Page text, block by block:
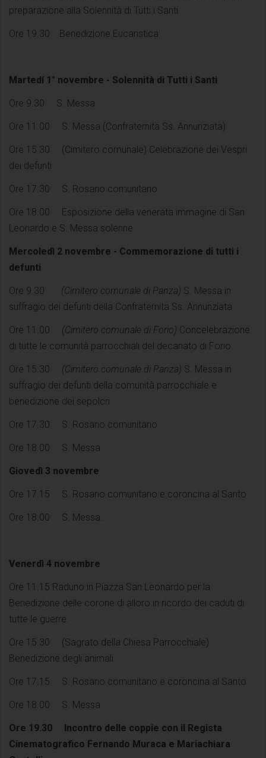
preparazione alla Solennità di Tutti i Santi
Ore 19.30 Benedizione Eucaristica
Martedí 1° novembre - Solennità di Tutti i Santi
Ore 9.30 S. Messa
Ore 11.00 S. Messa (Confraternita Ss. Annunziata)
Ore 15.30 (Cimitero comunale) Celebrazione dei Vespri
dei defunti
Ore 17.30 S. Rosario comunitario
Ore 18.00 Esposizione della venerata immagine di San
Leonardo e S. Messa solenne
Mercoledì 2 novembre - Commemorazione di tutti i
defunti
Ore 9.30 (Cimitero comunale di Panza) S. Messa in
suffragio dei defunti della Confraternita Ss. Annunziata
Ore 11.00 (Cimitero comunale di Forio) Concelebrazione
di tutte le comunità parrocchiali del decanato di Forio
Ore 15.30 (Cimitero comunale di Panza) S. Messa in
suffragio dei defunti della comunità parrocchiale e
benedizione dei sepolcri.
Ore 17.30 S. Rosario comunitario
Ore 18.00 S. Messa
Giovedì 3 novembre
Ore 17.15 S. Rosario comunitario e coroncina al Santo
Ore 18.00 S. Messa.
Venerdì 4 novembre
Ore 11.15 Raduno in Piazza San Leonardo per la
Benedizione delle corone di alloro in ricordo dei caduti di
tutte le guerre.
Ore 15.30 (Sagrato della Chiesa Parrocchiale)
Benedizione degli animali
Ore 17.15 S. Rosario comunitario e coroncina al Santo
Ore 18.00 S. Messa
Ore 19.30 Incontro delle coppie con il Regista
Cinematografico Fernando Muraca e Mariachiara